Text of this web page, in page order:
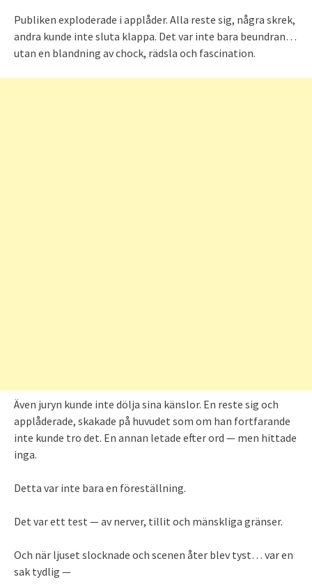
Publiken exploderade i applåder. Alla reste sig, några skrek,
andra kunde inte sluta klappa. Det var inte bara beundran…
utan en blandning av chock, rädsla och fascination.
Även juryn kunde inte dölja sina känslor. En reste sig och
applåderade, skakade på huvudet som om han fortfarande
inte kunde tro det. En annan letade efter ord — men hittade
inga.
Detta var inte bara en föreställning.
Det var ett test — av nerver, tillit och mänskliga gränser.
Och när ljuset slocknade och scenen åter blev tyst… var en
sak tydlig —